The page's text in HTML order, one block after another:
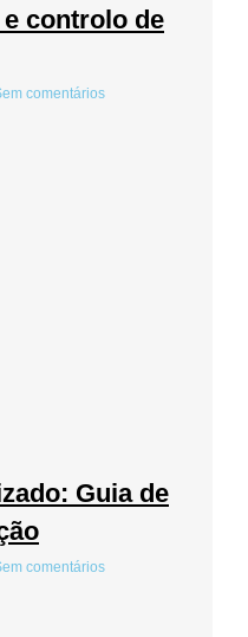
controlo de
comentários
Guia de
comentários